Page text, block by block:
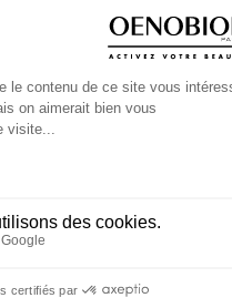
RCS Melun 399 227 636
complément alimentaires doivent